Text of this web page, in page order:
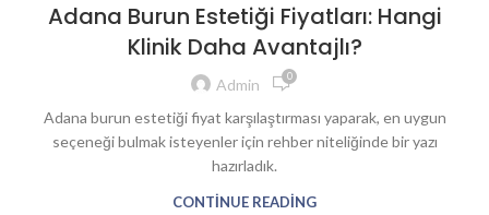
Adana Burun Estetiği Fiyatları: Hangi
Klinik Daha Avantajlı?
Admin 0
Adana burun estetiği fiyat karşılaştırması yaparak, en uygun
seçeneği bulmak isteyenler için rehber niteliğinde bir yazı
hazırladık.
CONTINUE READING